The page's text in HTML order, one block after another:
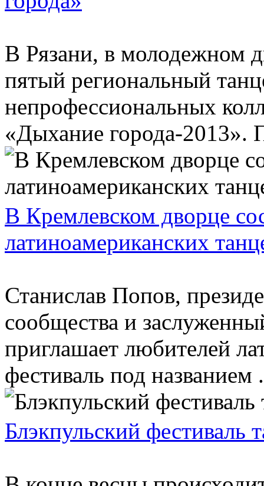
В Рязани, в молодежном
пятый региональный
непрофессиональных
«Дыхание города-2013».
В Кремлевском дворце
латиноамериканских
Станислав Попов,
сообщества и
приглашает любителей
фестиваль под названием
Блэкпульский фестиваль